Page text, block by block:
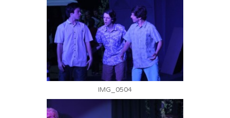
IMG_0504